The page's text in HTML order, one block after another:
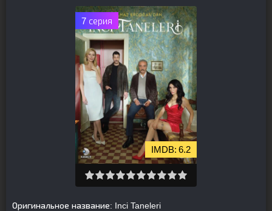
7 серия
6.2
Оригинальное название: Inci Taneleri